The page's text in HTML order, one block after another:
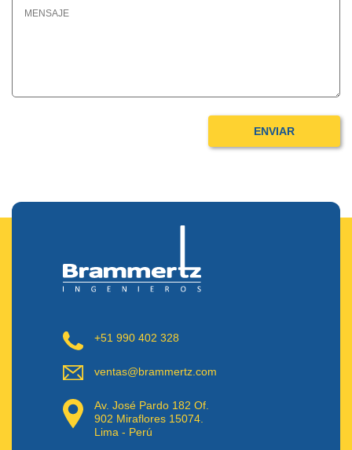
+51 990 402 328
ventas@brammertz.com
Av. José Pardo 182 Of.
902 Miraflores 15074.
Lima - Perú